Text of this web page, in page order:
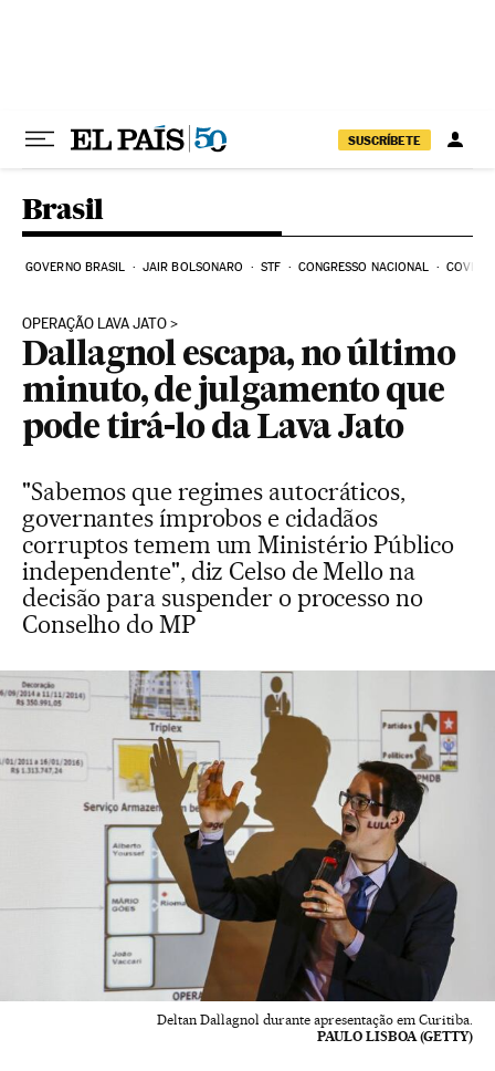
SUSCRÍBETE
Brasil
GOVERNO BRASIL JAIR BOLSONARO STF CONGRESSO NACIONAL COVID-
OPERAÇÃO LAVA JATO
Dallagnol escapa, no último
minuto, de julgamento que
pode tirá-lo da Lava Jato
"Sabemos que regimes autocráticos,
governantes ímprobos e cidadãos
corruptos temem um Ministério Público
independente", diz Celso de Mello na
decisão para suspender o processo no
Conselho do MP
Deltan Dallagnol durante apresentação em Curitiba.
PAULO LISBOA (GETTY)